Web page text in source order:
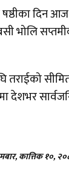
दिन आज
भोलि
तराईको
देशभर
कात्तिक १०,